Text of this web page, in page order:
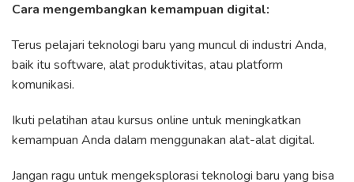
Cara mengembangkan kemampuan digital:
Terus pelajari teknologi baru yang muncul di industri Anda,
baik itu software, alat produktivitas, atau platform
komunikasi.
Ikuti pelatihan atau kursus online untuk meningkatkan
kemampuan Anda dalam menggunakan alat-alat digital.
Jangan ragu untuk mengeksplorasi teknologi baru yang bisa